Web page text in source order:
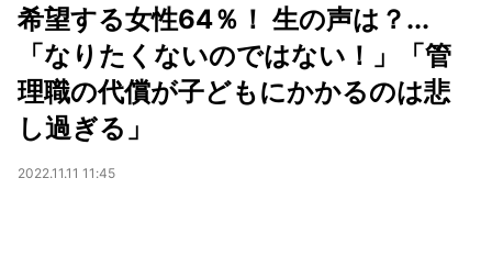
希望する女性64％！ 生の声は？...
「なりたくないのではない！」「管
理職の代償が子どもにかかるのは悲
し過ぎる」
2022.11.11 11:45